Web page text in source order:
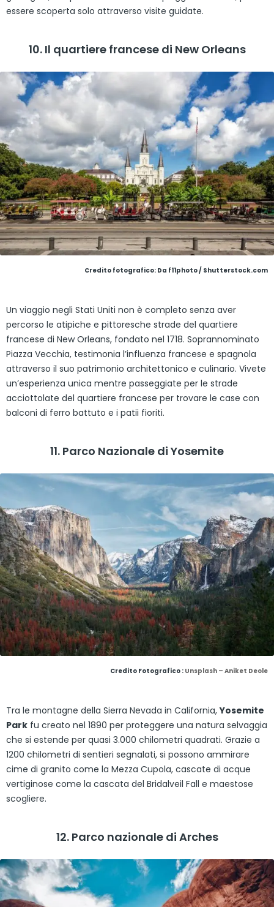
essere scoperta solo attraverso visite guidate.
10. Il quartiere francese di New Orleans
Credito fotografico: Da f11photo / Shutterstock.com
Un viaggio negli Stati Uniti non è completo senza aver
percorso le atipiche e pittoresche strade del quartiere
francese di New Orleans, fondato nel 1718. Soprannominato
Piazza Vecchia, testimonia l’influenza francese e spagnola
attraverso il suo patrimonio architettonico e culinario. Vivete
un’esperienza unica mentre passeggiate per le strade
acciottolate del quartiere francese per trovare le case con
balconi di ferro battuto e i patii fioriti.
11. Parco Nazionale di Yosemite
Credito Fotografico : Unsplash – Aniket Deole
Tra le montagne della Sierra Nevada in California,Yosemite
Park fu creato nel 1890 per proteggere una natura selvaggia
che si estende per quasi 3.000 chilometri quadrati. Grazie a
1200 chilometri di sentieri segnalati, si possono ammirare
cime di granito come la Mezza Cupola, cascate di acque
vertiginose come la cascata del Bridalveil Fall e maestose
scogliere.
12. Parco nazionale di Arches